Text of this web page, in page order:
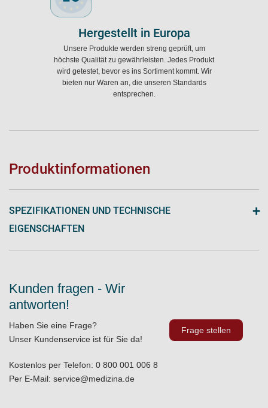
Hergestellt in Europa
Unsere Produkte werden streng geprüft, um
höchste Qualität zu gewährleisten. Jedes Produkt
wird getestet, bevor es ins Sortiment kommt. Wir
bieten nur Waren an, die unseren Standards
entsprechen.
Produktinformationen
SPEZIFIKATIONEN UND TECHNISCHE
EIGENSCHAFTEN
+
Kunden fragen - Wir
antworten!
Haben Sie eine Frage?
Unser Kundenservice ist für Sie da!
Kostenlos per Telefon: 0 800 001 006 8
Per E-Mail: service@medizina.de
Frage stellen